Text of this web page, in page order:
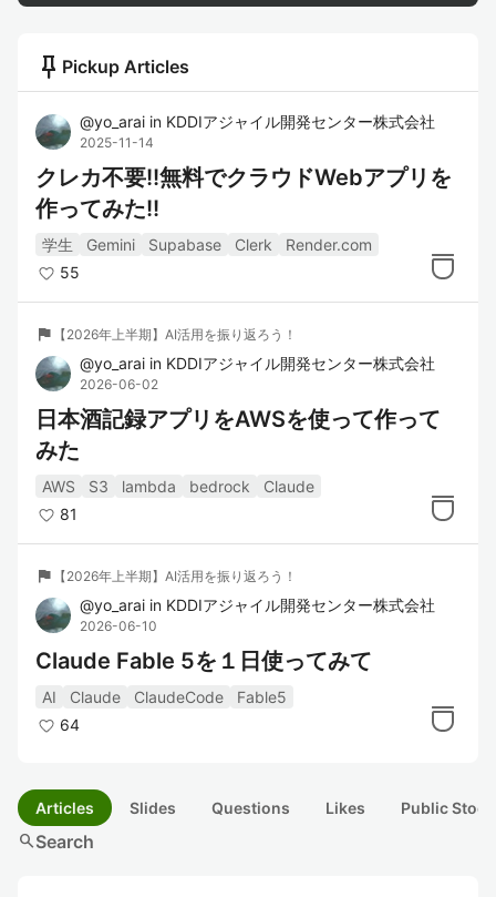
push_pin Pickup Articles
@yo_arai in KDDIアジャイル開発センター株式会社
2025-11-14
クレカ不要!!無料でクラウドWebアプリを
作ってみた!!
学生 Gemini Supabase Clerk
Render.com
55
flag 【2026年上半期】AI活用を振り返ろう！
@yo_arai in KDDIアジャイル開発センター株式会社
2026-06-02
日本酒記録アプリをAWSを使って作って
みた
AWS S3 lambda bedrock
Claude
81
flag 【2026年上半期】AI活用を振り返ろう！
@yo_arai in KDDIアジャイル開発センター株式会社
2026-06-10
Claude Fable 5を１日使ってみて
AI Claude ClaudeCode
Fable5
64
Articles Slides Questions Likes Public
searchSearch